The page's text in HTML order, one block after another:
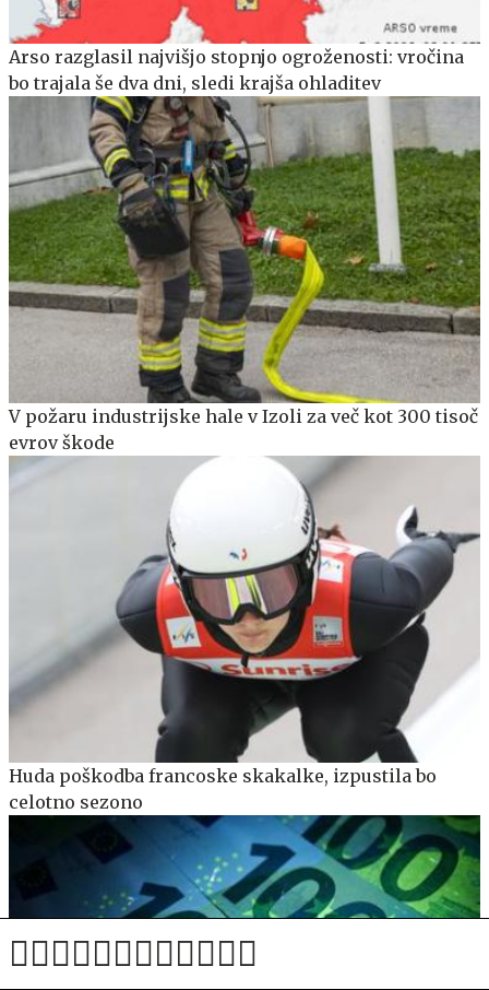
Arso razglasil najvišjo stopnjo ogroženosti: vročina
bo trajala še dva dni, sledi krajša ohladitev
V požaru industrijske hale v Izoli za več kot 300 tisoč
evrov škode
Huda poškodba francoske skakalke, izpustila bo
celotno sezono